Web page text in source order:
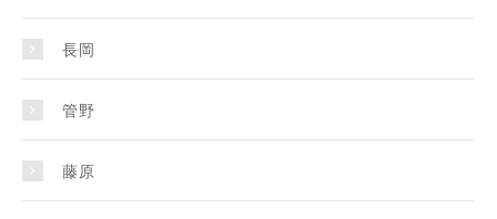
長岡
管野
藤原